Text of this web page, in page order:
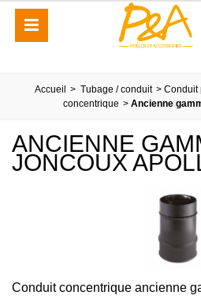
Accueil > Tubage / conduit > Conduit
concentrique > Ancienne
ANCIENNE
JONCOUX
Conduit concentrique ancienne